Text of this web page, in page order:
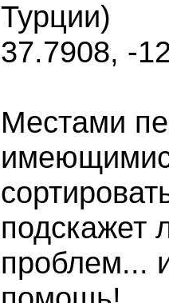
Турции)
37.7908, -
Местами
подскажет
проблем...